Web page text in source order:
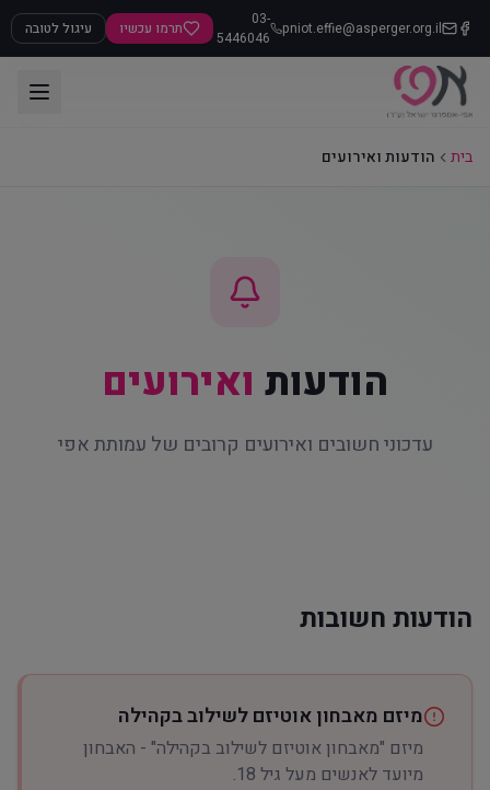
pniot.effie@asperger.org.il
03-
5446046
תרמו עכשיו עיגול לטובה
בית הודעות ואירועים
הודעות ואירועים
עדכוני חשובים ואירועים קרובים של עמותת אפי
הודעות חשובות
מיזם מאבחון אוטיזם לשילוב בקהילה
מיזם "מאבחון אוטיזם לשילוב בקהילה" - האבחון
מיועד לאנשים מעל גיל 18.